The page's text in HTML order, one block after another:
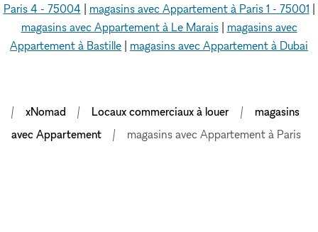
Paris 4 - 75004 | magasins avec Appartement à Paris 1 - 75001 |
magasins avec Appartement à Le Marais| magasins avec
Appartement à Bastille | magasins avec Appartement à Dubai
xNomad Locaux commerciaux à louer
magasins
avec Appartement
magasins avec Appartement à Paris